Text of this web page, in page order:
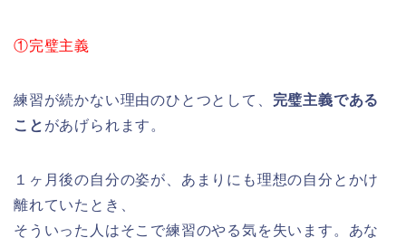
①完璧主義
練習が続かない理由のひとつとして、 完璧主義である
こと があげられます。
１ヶ月後の自分の姿が、あまりにも理想の自分とかけ
離れていたとき、
そういった人はそこで練習のやる気を失います。あな